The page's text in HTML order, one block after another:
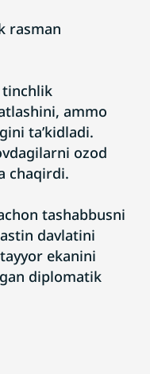
rasman
ammo
ta’kidladi.
ozod
chaqirdi.
tashabbusni
davlatini
ekanini
diplomatik